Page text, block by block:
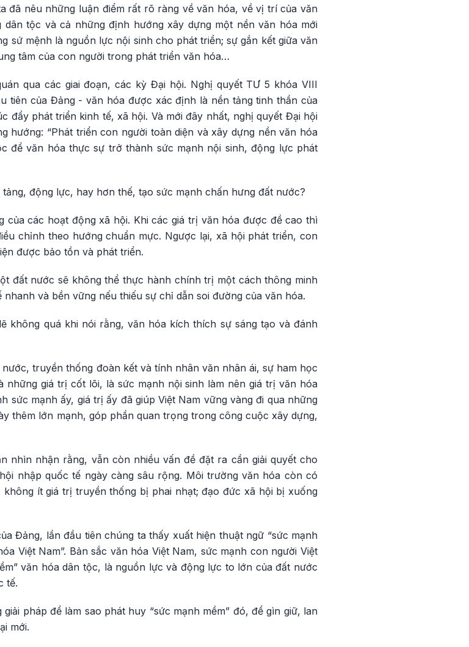
đã nêu những luận điểm rất rõ ràng về văn hóa, về vị trí của văn
tộc và cả những định hướng xây dựng một nền văn hóa mới
sứ mệnh là nguồn lực nội sinh cho phát triển; sự gắn kết giữa văn
tâm của con người trong phát triển văn hóa…
qua các giai đoạn, các kỳ Đại hội. Nghị quyết TƯ 5 khóa VIII
tiên của Đảng - văn hóa được xác định là nền tảng tinh thần của
đẩy phát triển kinh tế, xã hội. Và mới đây nhất, nghị quyết Đại hội
hướng: “Phát triển con người toàn diện và xây dựng nền văn hóa
để văn hóa thực sự trở thành sức mạnh nội sinh, động lực phát
động lực, hay hơn thế, tạo sức mạnh chấn hưng đất nước?
các hoạt động xã hội. Khi các giá trị văn hóa được đề cao thì
chỉnh theo hướng chuẩn mực. Ngược lại, xã hội phát triển, con
được bảo tồn và phát triển.
đất nước sẽ không thể thực hành chính trị một cách thông minh
và bền vững nếu thiếu sự chỉ dẫn soi đường của văn hóa.
không quá khi nói rằng, văn hóa kích thích sự sáng tạo và đánh
truyền thống đoàn kết và tính nhân văn nhân ái, sự ham học
những giá trị cốt lõi, là sức mạnh nội sinh làm nên giá trị văn hóa
sức mạnh ấy, giá trị ấy đã giúp Việt Nam vững vàng đi qua những
thêm lớn mạnh, góp phần quan trọng trong công cuộc xây dựng,
nhìn nhận rằng, vẫn còn nhiều vấn đề đặt ra cần giải quyết cho
nhập quốc tế ngày càng sâu rộng. Môi trường văn hóa còn có
không ít giá trị truyền thống bị phai nhạt; đạo đức xã hội bị xuống
Đảng, lần đầu tiên chúng ta thấy xuất hiện thuật ngữ “sức mạnh
Việt Nam”. Bản sắc văn hóa Việt Nam, sức mạnh con người Việt
văn hóa dân tộc, là nguồn lực và động lực to lớn của đất nước
tế.
pháp để làm sao phát huy “sức mạnh mềm” đó, để gìn giữ, lan
mới.